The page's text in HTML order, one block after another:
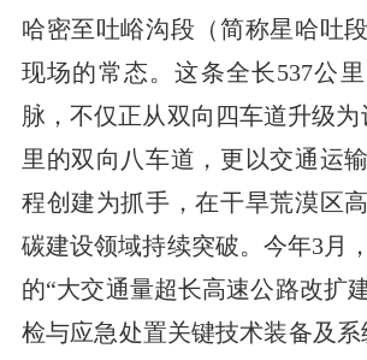
哈密至吐峪沟段（简称星哈吐
现场的常态。这条全长537公
脉，不仅正从双向四车道升级为
里的双向八车道，更以交通运
程创建为抓手，在干旱荒漠区
碳建设领域持续突破。今年3月
的“大交通量超长高速公路改扩
检与应急处置关键技术装备及系